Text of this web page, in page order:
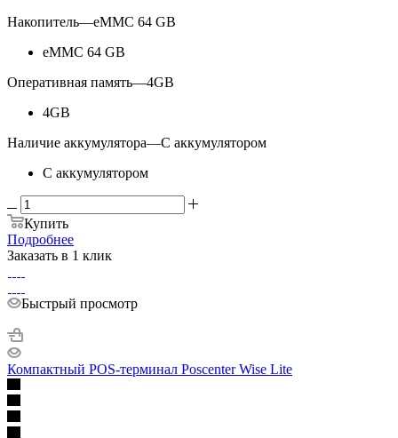
Накопитель—eMMC 64 GB
eMMC 64 GB
Оперативная память—4GB
4GB
Наличие аккумулятора—С аккумулятором
С аккумулятором
Купить
Подробнее
Заказать в 1 клик
Быстрый просмотр
Компактный POS-терминал Poscenter Wise Lite